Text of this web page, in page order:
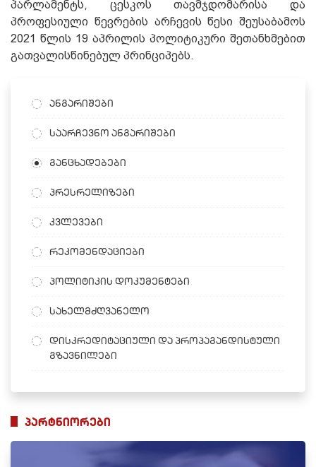
პარლამენტს, ცესკოს თავმჯდომარისა და
პროფესიული წევრების არჩევის წესი შეუსაბამოს
2021 წლის 19 აპრილის პოლიტიკური შეთანხმებით
გათვალისწინებულ პრინციპებს.
ანგარიშები
საარჩევნო ანგარიშები
განცხადებები
პრესრელიზები
კვლევები
რეკომენდაციები
პოლიტიკის დოკუმენტები
სახელმძღვანელო
დისკრედიტაციული და პროპაგანდისტული
გზავნილები
პარტნიორები